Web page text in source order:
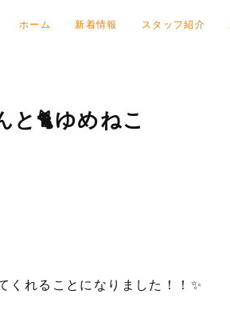
ホーム 新着情報 スタッフ紹介
と🐈ゆめねこ
くれることになりました！！✨